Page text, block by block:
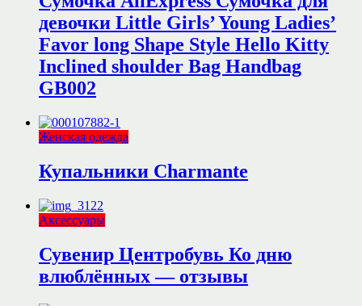
девочки Little Girls’ Young Ladies’
Favor long Shape Style Hello Kitty
Inclined shoulder Bag Handbag
GB002
Женская одежда
Купальники Charmante
Аксессуары
Сувенир Центробувь Ко дню
влюблённых — отзывы